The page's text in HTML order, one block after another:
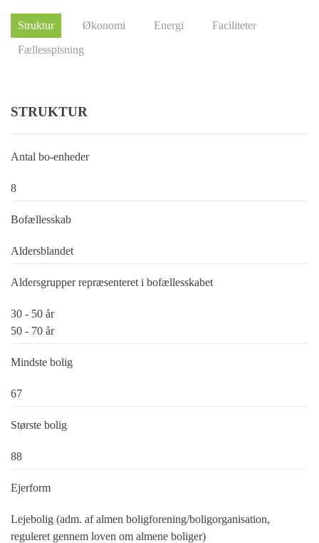
Struktur Økonomi Energi
Faciliteter
Fællesspisning
STRUKTUR
Antal bo-enheder
8
Bofællesskab
Aldersblandet
Aldersgrupper repræsenteret i bofællesskabet
30 - 50 år
50 - 70 år
Mindste bolig
67
Største bolig
88
Ejerform
Lejebolig (adm. af almen boligforening/boligorganisation,
reguleret gennem loven om almene boliger)